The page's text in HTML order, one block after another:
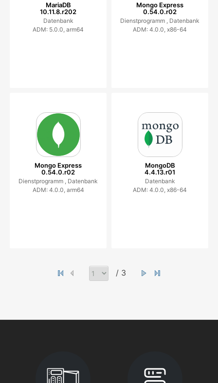
MariaDB
10.11.8.r202
Datenbank
ADM: 5.0.0, arm64
Mongo Express
0.54.0.r02
Dienstprogramm , Datenbank
ADM: 4.0.0, x86-64
Mongo Express
0.54.0.r02
Dienstprogramm , Datenbank
ADM: 4.0.0, arm64
MongoDB
4.4.13.r01
Datenbank
ADM: 4.0.0, x86-64
/ 3